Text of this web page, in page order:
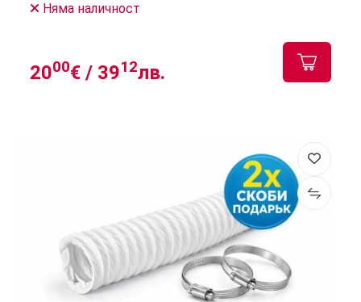
Няма наличност
2000€ / 3912лв.